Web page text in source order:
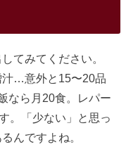
てみてください。
汁…意外と15〜20品
なら月20食。レパー
。「少ない」と思っ
んですよね。